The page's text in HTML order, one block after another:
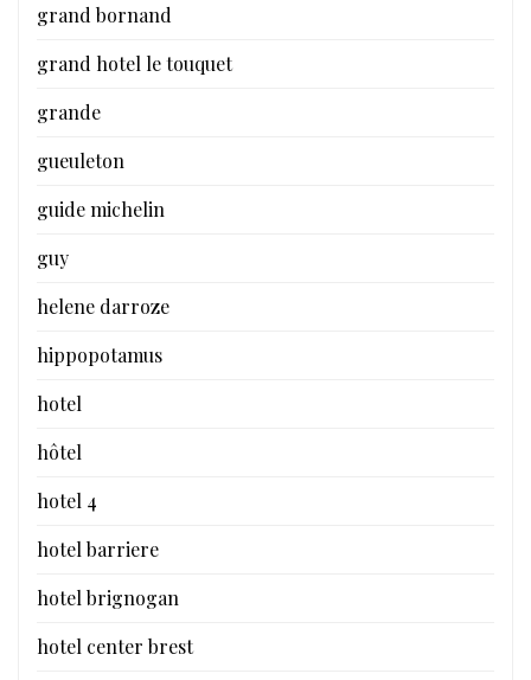
grand bornand
grand hotel le touquet
grande
gueuleton
guide michelin
guy
helene darroze
hippopotamus
hotel
hôtel
hotel 4
hotel barriere
hotel brignogan
hotel center brest